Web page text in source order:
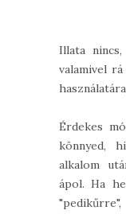
Illata
valamivel
Érdekes
könnyed,
alkalom
ápol. Ha